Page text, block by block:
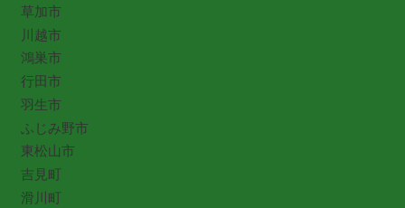
草加市
川越市
鴻巣市
行田市
羽生市
ふじみ野市
東松山市
吉見町
滑川町